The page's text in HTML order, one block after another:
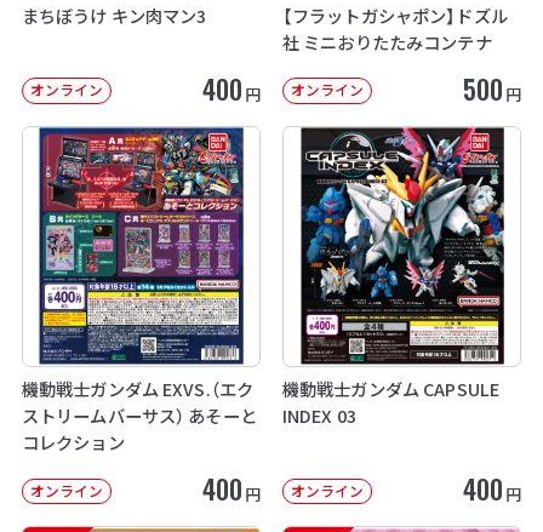
まちぼうけ キン肉マン3
オンライン 400 円
【フラットガシャポン】ドズル
社 ミニおりたたみコンテナ
オンライン 500 円
機動戦士ガンダム EXVS.（エク
ストリームバーサス） あそーと
コレクション
オンライン 400 円
機動戦士ガンダム CAPSULE
INDEX 03
オンライン 400 円